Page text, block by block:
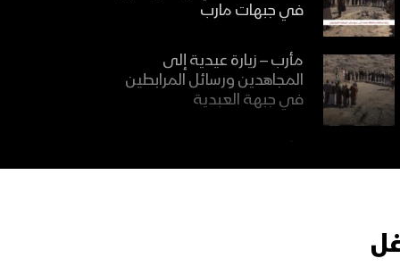
في جبهات مارب
مأرب – زيارة عيدية إلى
المجاهدين ورسائل المرابطين
في جبهة العبدية
المرابطين في جبهات مدغل